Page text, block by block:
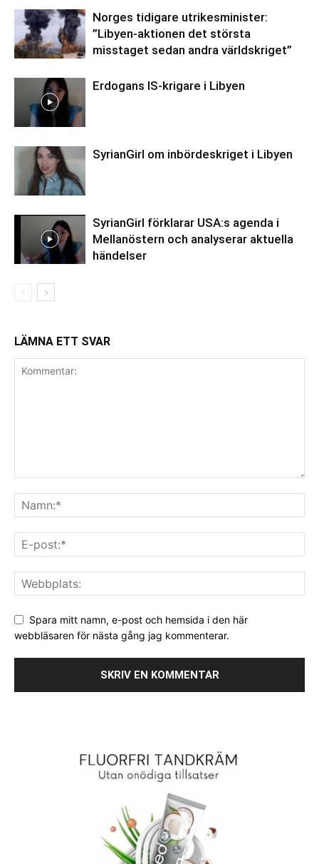
Norges tidigare utrikesminister:
”Libyen-aktionen det största
misstaget sedan andra världskriget”
Erdogans IS-krigare i Libyen
SyrianGirl om inbördeskriget i Libyen
SyrianGirl förklarar USA:s agenda i
Mellanöstern och analyserar aktuella
händelser
LÄMNA ETT SVAR
Spara mitt namn, e-post och hemsida i den här
webbläsaren för nästa gång jag kommenterar.